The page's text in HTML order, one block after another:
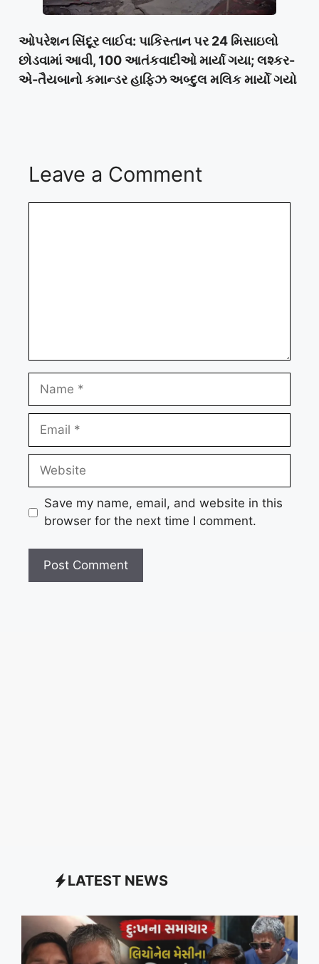
ઓપરેશન સિંદૂર લાઈવ: પાકિસ્તાન પર 24 મિસાઇલો
છોડવામાં આવી, 100 આતંકવાદીઓ માર્યા ગયા; લશ્કર-
એ-તૈયબાનો કમાન્ડર હાફિઝ અબ્દુલ મલિક માર્યો ગયો
Leave a Comment
Name
Email
Website
Save my name, email, and website in this
browser for the next time I comment.
LATEST NEWS